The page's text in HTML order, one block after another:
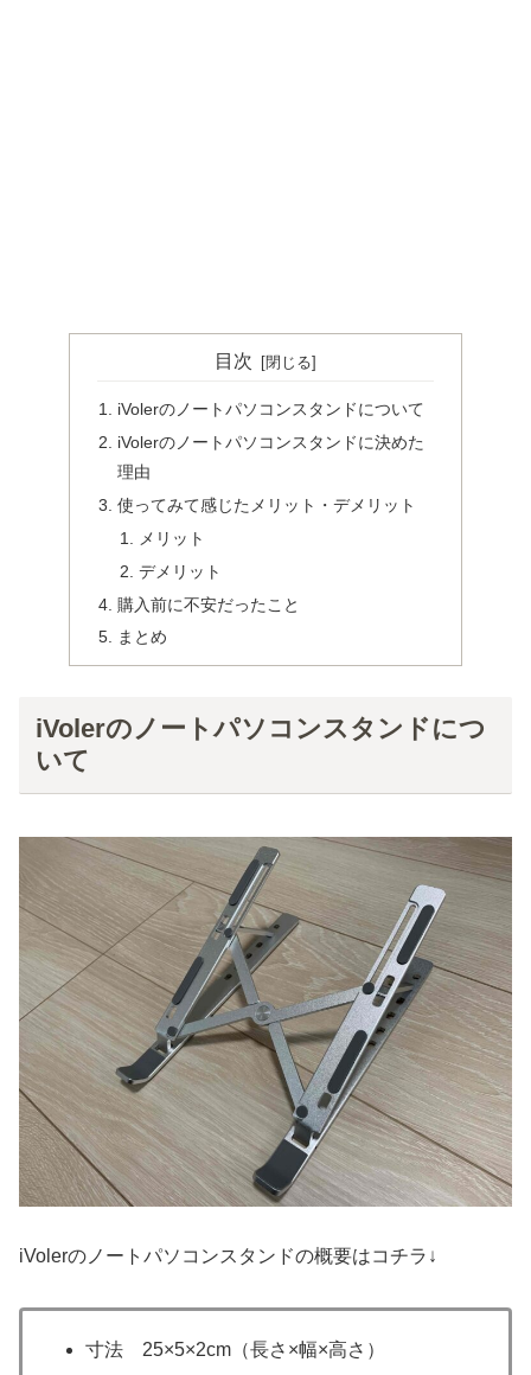
目次
iVolerのノートパソコンスタンドについて
iVolerのノートパソコンスタンドに決めた
理由
使ってみて感じたメリット・デメリット
メリット
デメリット
購入前に不安だったこと
まとめ
iVolerのノートパソコンスタンドにつ
いて
iVolerのノートパソコンスタンドの概要はコチラ↓
寸法 25×5×2cm（長さ×幅×高さ）